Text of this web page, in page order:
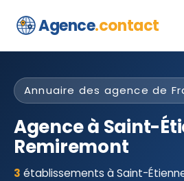
Agence.contact
Annuaire des agence de
Agence à Saint-
Remiremont
3 établissements à Saint-